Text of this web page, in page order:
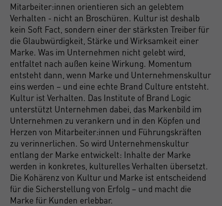
Mitarbeiter:innen orientieren sich an gelebtem
Verhalten - nicht an Broschüren. Kultur ist deshalb
kein Soft Fact, sondern einer der stärksten Treiber für
die Glaubwürdigkeit, Stärke und Wirksamkeit einer
Marke. Was im Unternehmen nicht gelebt wird,
entfaltet nach außen keine Wirkung. Momentum
entsteht dann, wenn Marke und Unternehmenskultur
eins werden – und eine echte Brand Culture entsteht.
Kultur ist Verhalten. Das Institute of Brand Logic
unterstützt Unternehmen dabei, das Markenbild im
Unternehmen zu verankern und in den Köpfen und
Herzen von Mitarbeiter:innen und Führungskräften
zu verinnerlichen. So wird Unternehmenskultur
entlang der Marke entwickelt: Inhalte der Marke
werden in konkretes, kulturelles Verhalten übersetzt.
Die Kohärenz von Kultur und Marke ist entscheidend
für die Sicherstellung von Erfolg – und macht die
Marke für Kunden erlebbar.